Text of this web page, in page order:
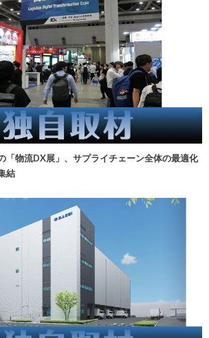
「物流DX展」、サプライチェーン全体の最適化
結